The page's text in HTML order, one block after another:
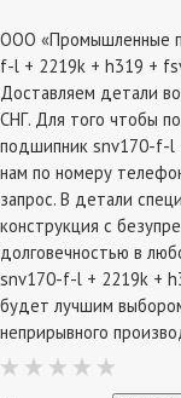
ООО «Промышленные
f-l + 2219k + h319 +
Доставляем детали
СНГ. Для того чтобы
подшипник snv170-f-l
нам по номеру
запрос. В детали
конструкция с
долговечностью в
snv170-f-l + 2219k +
будет лучшим
неприрывного